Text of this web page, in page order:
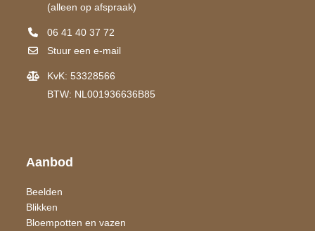
(alleen op afspraak)
06 41 40 37 72
Stuur een e-mail
KvK: 53328566
BTW: NL001936636B85
Aanbod
Beelden
Blikken
Bloempotten en vazen